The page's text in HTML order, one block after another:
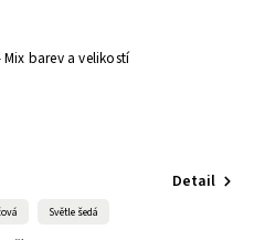
barev a velikostí
Detail
Světle šedá